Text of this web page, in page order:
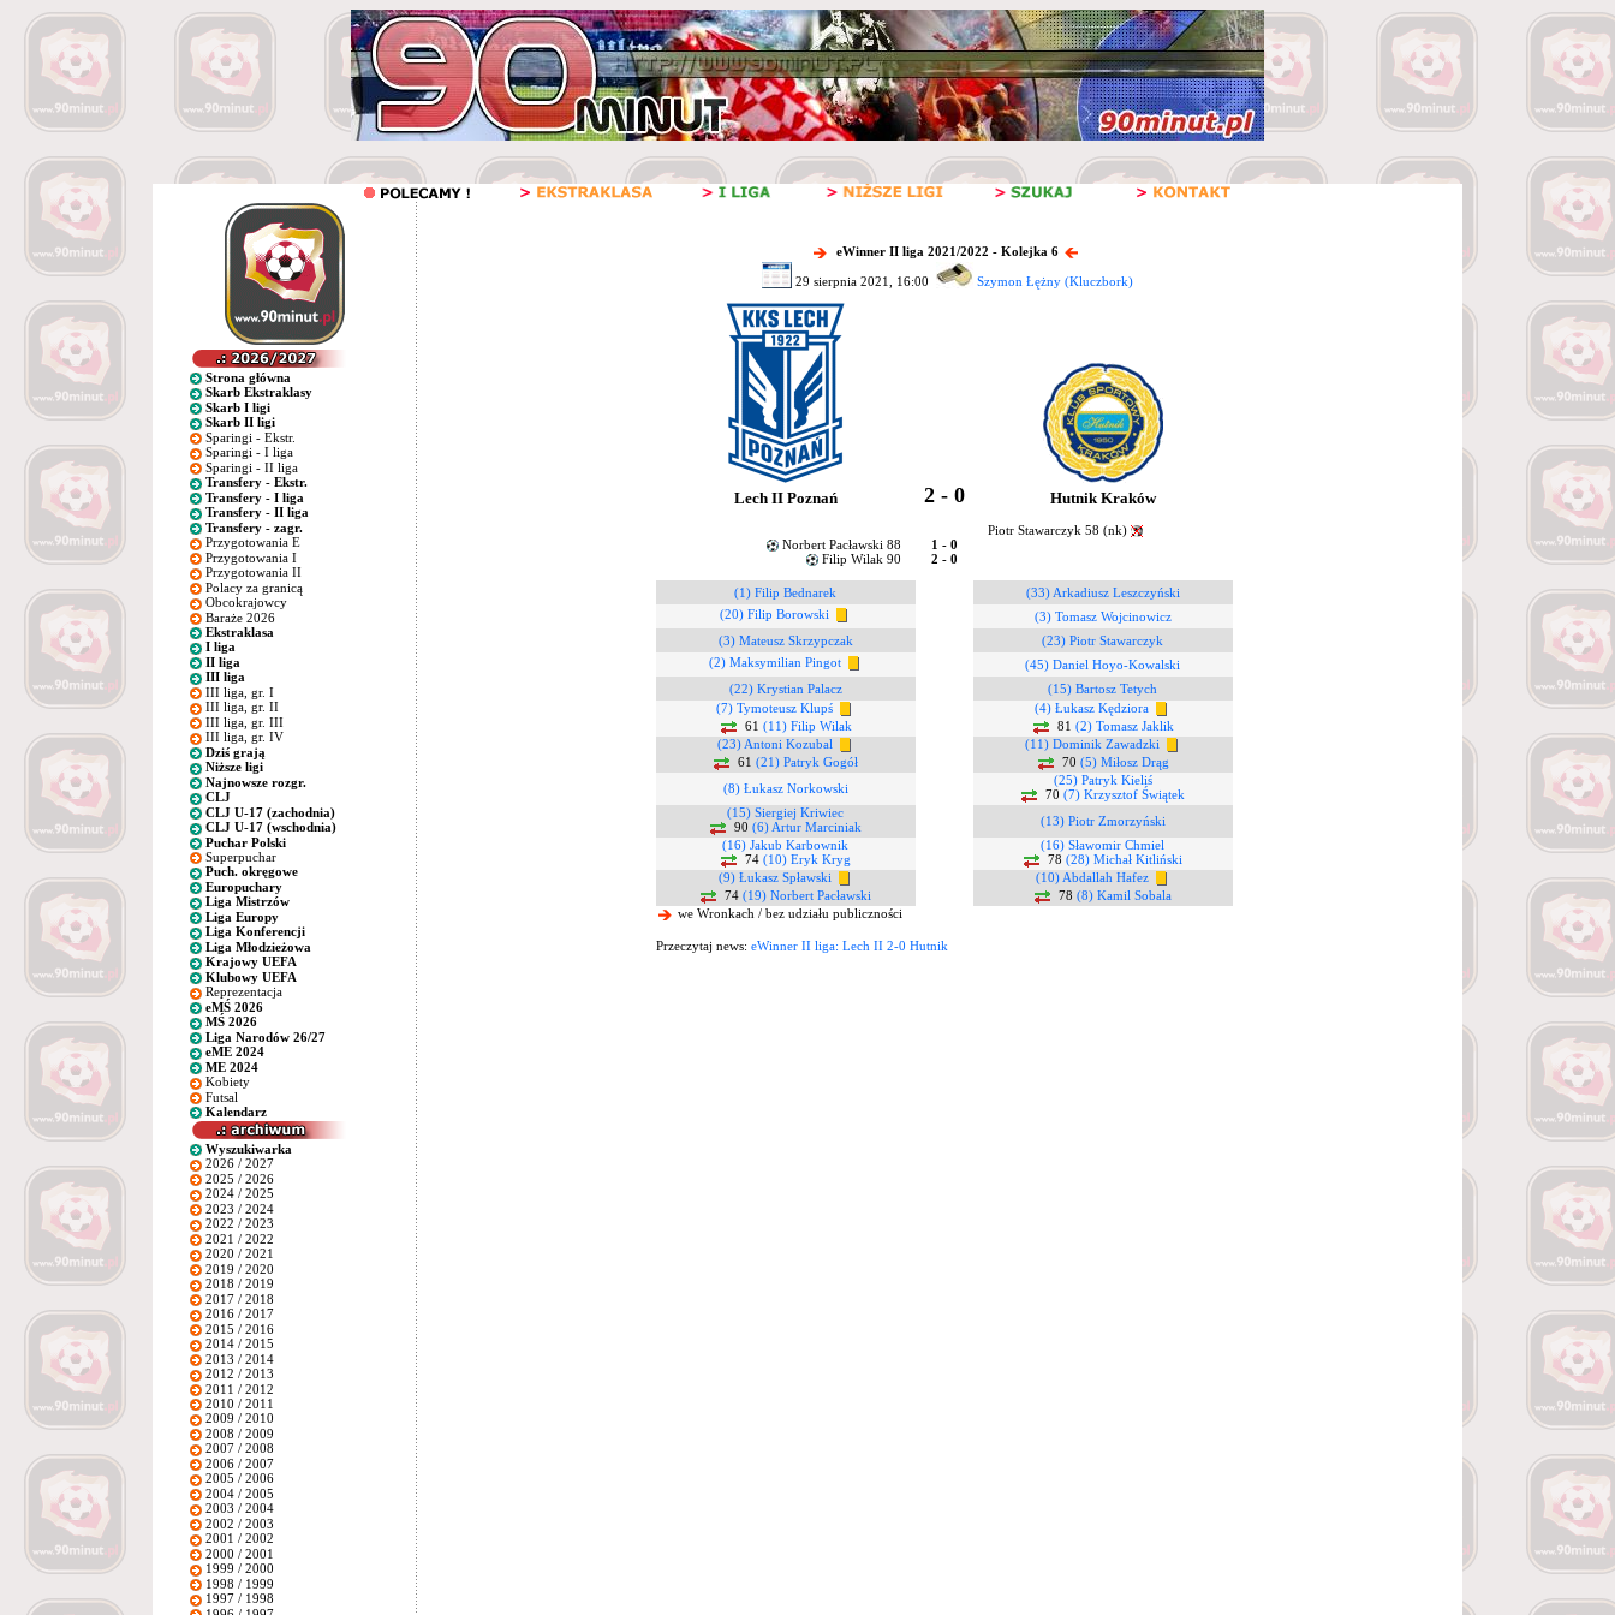
Strona główna
Skarb Ekstraklasy
Skarb I ligi
Skarb II ligi
Sparingi - Ekstr.
Sparingi - I liga
Sparingi - II liga
Transfery - Ekstr.
Transfery - I liga
Transfery - II liga
Transfery - zagr.
Przygotowania E
Przygotowania I
Przygotowania II
Polacy za granicą
Obcokrajowcy
Baraże 2026
Ekstraklasa
I liga
II liga
III liga
III liga, gr. I
III liga, gr. II
III liga, gr. III
III liga, gr. IV
Dziś grają
Niższe ligi
Najnowsze rozgr.
CLJ
CLJ U-17 (zachodnia)
CLJ U-17 (wschodnia)
Puchar Polski
Superpuchar
Puch. okręgowe
Europuchary
Liga Mistrzów
Liga Europy
Liga Konferencji
Liga Młodzieżowa
Krajowy UEFA
Klubowy UEFA
Reprezentacja
eMŚ 2026
MŚ 2026
Liga Narodów 26/27
eME 2024
ME 2024
Kobiety
Futsal
Kalendarz
Wyszukiwarka
2026 / 2027
2025 / 2026
2024 / 2025
2023 / 2024
2022 / 2023
2021 / 2022
2020 / 2021
2019 / 2020
2018 / 2019
2017 / 2018
2016 / 2017
2015 / 2016
2014 / 2015
2013 / 2014
2012 / 2013
2011 / 2012
2010 / 2011
2009 / 2010
2008 / 2009
2007 / 2008
2006 / 2007
2005 / 2006
2004 / 2005
2003 / 2004
2002 / 2003
2001 / 2002
2000 / 2001
1999 / 2000
1998 / 1999
1997 / 1998
eWinner II liga 2021/2022 - Kolejka 6
29 sierpnia 2021, 16:00 Szymon Łężny (Kluczbork)
Lech II Poznań 2 - 0 Hutnik Kraków
Piotr Stawarczyk 58 (nk)
Norbert Pacławski 88
1 - 0
Filip Wilak 90
2 - 0
(1) Filip Bednarek
(33) Arkadiusz Leszczyński
(20) Filip Borowski
(3) Tomasz Wojcinowicz
(3) Mateusz Skrzypczak
(23) Piotr Stawarczyk
(2) Maksymilian Pingot
(45) Daniel Hoyo-Kowalski
(22) Krystian Palacz
(15) Bartosz Tetych
(7) Tymoteusz Klupś
61 (11) Filip Wilak
(4) Łukasz Kędziora
81 (2) Tomasz Jaklik
(23) Antoni Kozubal
61 (21) Patryk Gogół
(11) Dominik Zawadzki
70 (5) Miłosz Drąg
(8) Łukasz Norkowski
(25) Patryk Kieliś
70 (7) Krzysztof Świątek
(15) Siergiej Kriwiec
90 (6) Artur Marciniak
(13) Piotr Zmorzyński
(16) Jakub Karbownik
74 (10) Eryk Kryg
(16) Sławomir Chmiel
78 (28) Michał Kitliński
(9) Łukasz Spławski
74 (19) Norbert Pacławski
(10) Abdallah Hafez
78 (8) Kamil Sobala
we Wronkach / bez udziału publiczności
Przeczytaj news: eWinner II liga: Lech II 2-0 Hutnik